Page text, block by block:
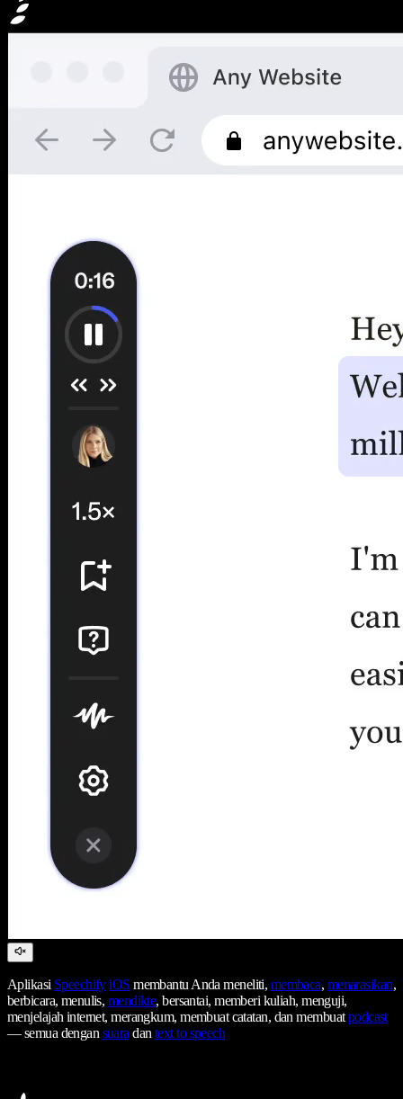
Aplikasi Speechify iOS membantu Anda meneliti, membaca, menarasikan,
berbicara, menulis, mendikte, bersantai, memberi kuliah, menguji,
menjelajah internet, merangkum, membuat catatan, dan membuatpodcast
— semua dengansuaradantext to speech